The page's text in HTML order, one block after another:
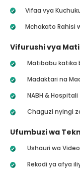
Vifaa vya
Mchakato Rahisi
Vifurushi vya
Matibabu katika
Madaktari na
NABH &
Chaguzi nyingi
Ufumbuzi wa
Ushauri wa
Rekodi ya afya